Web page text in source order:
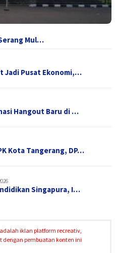
Mul…
Jadi Pusat Ekonomi,…
Hangout Baru di …
Kota Tangerang, DP…
Singapura, I…
iklan platform recreativ,
pembuatan konten ini